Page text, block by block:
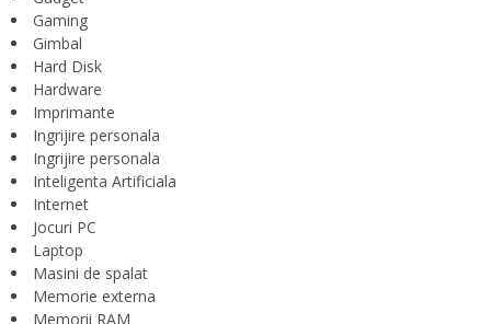
Gaming
Gimbal
Hard Disk
Hardware
Imprimante
Ingrijire personala
Ingrijire personala
Inteligenta Artificiala
Internet
Jocuri PC
Laptop
Masini de spalat
Memorie externa
Memorii RAM